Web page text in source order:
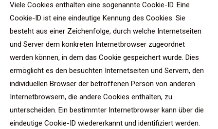
Viele Cookies enthalten eine sogenannte Cookie-ID. Eine
Cookie-ID ist eine eindeutige Kennung des Cookies. Sie
besteht aus einer Zeichenfolge, durch welche Internetseiten
und Server dem konkreten Internetbrowser zugeordnet
werden können, in dem das Cookie gespeichert wurde. Dies
ermöglicht es den besuchten Internetseiten und Servern, den
individuellen Browser der betroffenen Person von anderen
Internetbrowsern, die andere Cookies enthalten, zu
unterscheiden. Ein bestimmter Internetbrowser kann über die
eindeutige Cookie-ID wiedererkannt und identifiziert werden.